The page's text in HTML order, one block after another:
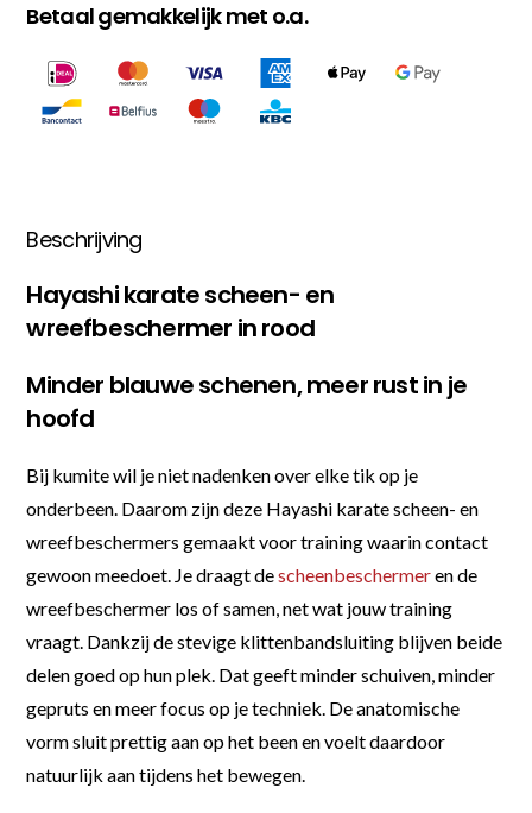
Betaal gemakkelijk met o.a.
Beschrijving
Hayashi karate scheen- en
wreefbeschermer in rood
Minder blauwe schenen, meer rust in je
hoofd
Bij kumite wil je niet nadenken over elke tik op je
onderbeen. Daarom zijn deze Hayashi karate scheen- en
wreefbeschermers gemaakt voor training waarin contact
gewoon meedoet. Je draagt descheenbeschermeren de
wreefbeschermer los of samen, net wat jouw training
vraagt. Dankzij de stevige klittenbandsluiting blijven beide
delen goed op hun plek. Dat geeft minder schuiven, minder
gepruts en meer focus op je techniek. De anatomische
vorm sluit prettig aan op het been en voelt daardoor
natuurlijk aan tijdens het bewegen.